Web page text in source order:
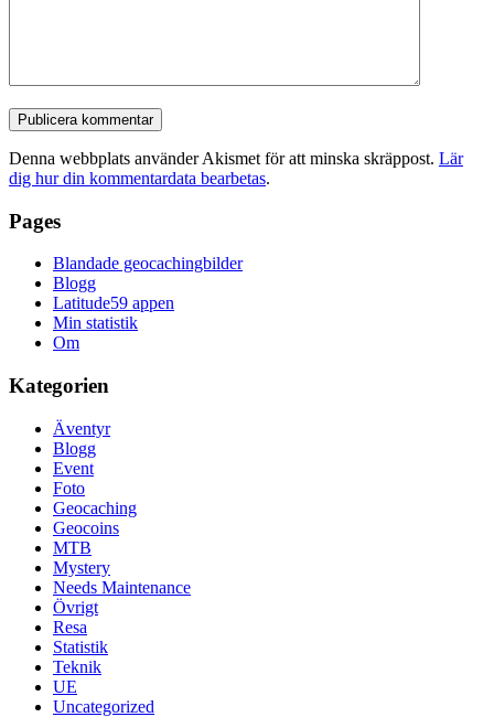
Denna webbplats använder Akismet för att minska skräppost. Lär
dig hur din kommentardata bearbetas.
Pages
Blandade geocachingbilder
Blogg
Latitude59 appen
Min statistik
Om
Kategorien
Äventyr
Blogg
Event
Foto
Geocaching
Geocoins
MTB
Mystery
Needs Maintenance
Övrigt
Resa
Statistik
Teknik
UE
Uncategorized